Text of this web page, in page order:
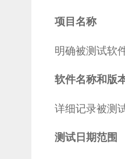
项目名称
明确被测试软
软件名称和版
详细记录被测
测试日期范围